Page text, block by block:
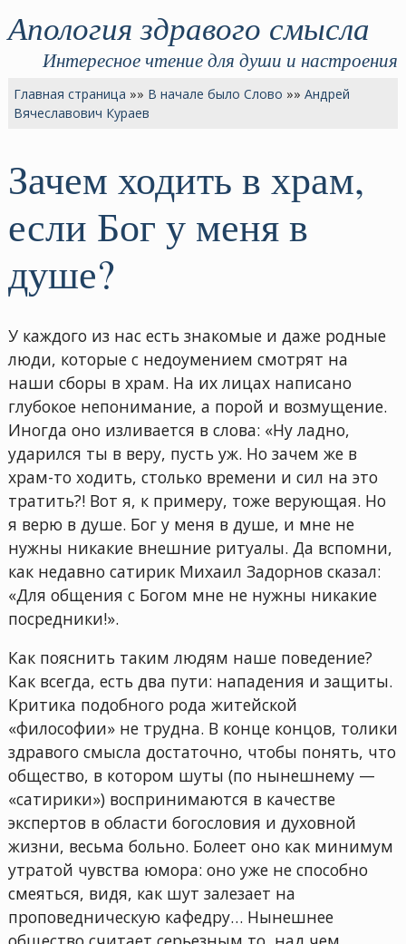
Апология здравого смысла
Интересное чтение для души и настроения
Главная страница »» В начале было Слово »»Андрей
Вячеславович Кураев
Зачем ходить в храм,
если Бог у меня в
душе?
У каждого из нас есть знакомые и даже родные
люди, которые с недоумением смотрят на
наши сборы в храм. На их лицах написано
глубокое непонимание, а порой и возмущение.
Иногда оно изливается в слова: «Ну ладно,
ударился ты в веру, пусть уж. Но зачем же в
храм-то ходить, столько времени и сил на это
тратить?! Вот я, к примеру, тоже верующая. Но
я верю в душе. Бог у меня в душе, и мне не
нужны никакие внешние ритуалы. Да вспомни,
как недавно сатирик Михаил Задорнов сказал:
«Для общения с Богом мне не нужны никакие
посредники!».
Как пояснить таким людям наше поведение?
Как всегда, есть два пути: нападения и защиты.
Критика подобного рода житейской
«философии» не трудна. В конце концов, толики
здравого смысла достаточно, чтобы понять, что
общество, в котором шуты (по нынешнему —
«сатирики») воспринимаются в качестве
экспертов в области богословия и духовной
жизни, весьма больно. Болеет оно как минимум
утратой чувства юмора: оно уже не способно
смеяться, видя, как шут залезает на
проповедническую кафедру… Нынешнее